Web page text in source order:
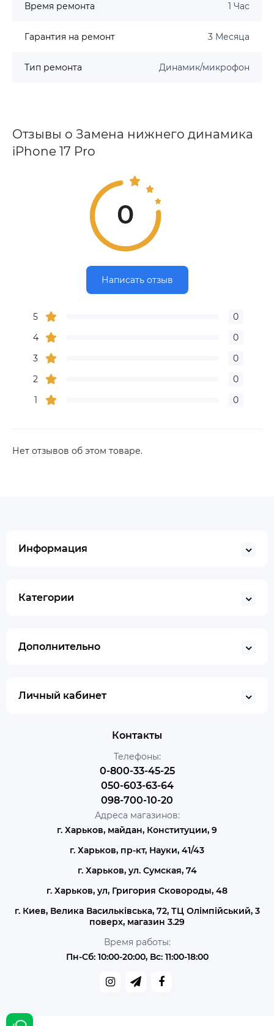
Время ремонта 1 Час
Гарантия на ремонт 3 Месяца
Тип ремонта Динамик/микрофон
Отзывы о Замена нижнего динамика
iPhone 17 Pro
0
Написать отзыв
5
0
4
0
3
0
2
0
1
0
Нет отзывов об этом товаре.
Информация
Категории
Дополнительно
Личный кабинет
Контакты
Телефоны:
0-800-33-45-25
050-603-63-64
098-700-10-20
Адреса магазинов:
г. Харьков, майдан, Конституции, 9
г. Харьков, пр-кт, Науки, 41/43
г. Харьков, ул. Сумская, 74
г. Харьков, ул, Григория Сковороды, 48
г. Киев, Велика Васильківська, 72, ТЦ Олімпійський, 3
поверх, магазин 3.29
Время работы:
Пн-Сб: 10:00-20:00, Вс: 11:00-18:00